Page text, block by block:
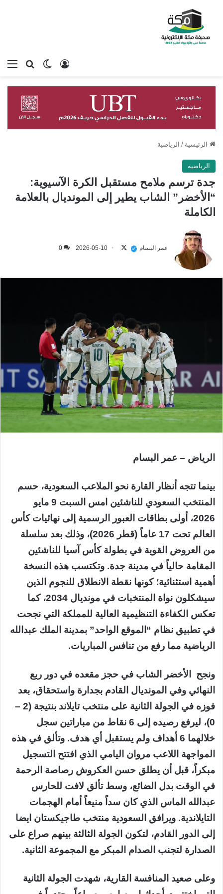
بحثالوضع
تسجيل الدخول
الرئيسية / الرياضية
الرياضية
جدة ترسم ملامح مستقبل الكرة الآسيوية:
“الأخضر” الشاب يطير إلى المونديال بالعلامة
الكاملة
عمر البسام
على
2026-05-10
0
الرياض – عمر البسام
بينما تتجه أنظار القارة نحو الملاعب السعودية، حسم
المنتخب السعودي للناشئين امس السبت 9 مايو
2026، أولى بطاقات العبور الرسمية إلى نهائيات كأس
العالم تحت 17 عاماً (قطر 2026)، وذلك بعد سلسلة
من العروض القوية في بطولة كأس آسيا للناشئين
المقامة حالياً في مدينة جدة. وتكتسب هذه النسخة
أهمية استثنائية؛ كونها نقطة الانطلاق للنجوم الذين
سيشكلون نواة المنتخبات في مونديال 2034، كما
تعكس الكفاءة التنظيمية العالية للمملكة التي نجحت
في تطبيق نظام “الموقع الواحد” بمدينة الملك عبدالله
الرياضية مما رفع من تنافس المباريات.
ونجح الأخضر الشاب في حجز مقعده في دور ربع
النهائي وفي المونديال القادم بجدارة واستحقاق، بعد
فوزه في الجولة الثانية على منتخب تايلاند بنتيجة (2 –
0)، ليرفع رصيده إلى 6 نقاط من مباراتين سجل
خلالهما 6 أهداف ولم يستقبل أي هدف. وتألق في هذه
المواجهة اللاعب مروان اليامي الذي افتتح التسجيل
مبكراً، قبل أن يطلق حسن العكروش رصاصة الرحمة
في الوقت بدل الضائع، وسط تألق لافت للحارس
عبدالله الماس الذي كان سداً منيعاً أمام الهجمات
التايلاندية. ويرافق السعودية منتخب طاجيكستان ايضا
إلى الدور القادم، لتكون الجولة الثالثة بينهم صراع على
الصدارة لتجنب الصدام المبكر مع المجموعة الثانية.
وعلى صعيد المنافسة القارية، شهدت الجولة الثانية